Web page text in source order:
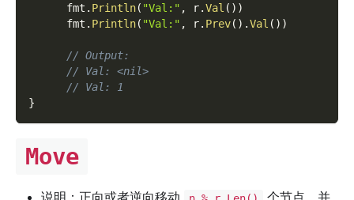
      fmt
. Println( "Val:" , r.Val ( ) )
      fmt
. Println( "Val:" , r. Prev( ) .Val ( ) )
// Output:
// Val: <nil>
// Val: 1
}
Move